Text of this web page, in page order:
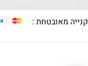
מאובטחת :